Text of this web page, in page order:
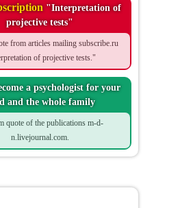
"Interpretation of
projective tests"
from articles mailing subscribe.ru
of projective tests."
a psychologist for your
and the whole family
quote of the publications m-d-
n.livejournal.com.